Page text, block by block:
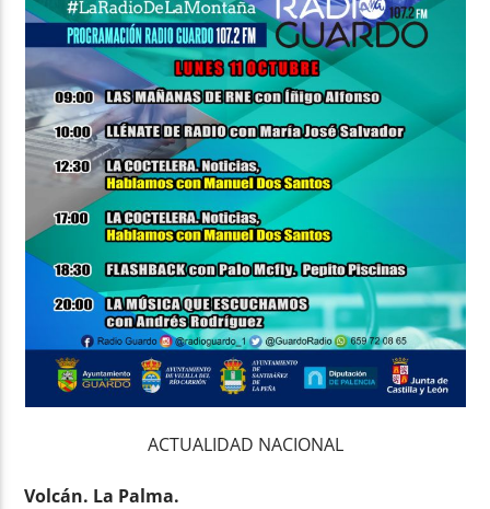
ACTUALIDAD NACIONAL
Volcán. La Palma.